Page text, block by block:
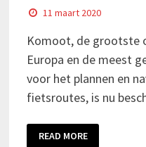
11 maart 2020
Komoot, de grootste
Europa en de meest
voor het plannen en
fietsroutes, is nu
READ MORE